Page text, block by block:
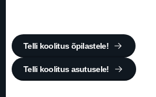
Telli koolitus õpilastele!
Telli koolitus asutusele!